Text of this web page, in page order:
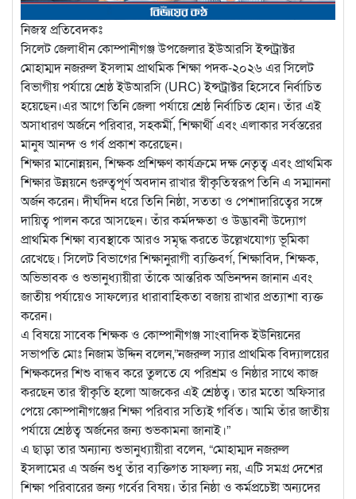
নিজস্ব প্রতিবেদকঃ
সিলেট জেলাধীন কোম্পানীগঞ্জ উপজেলার ইউআরসি ইন্সট্রাক্টর
মোহাম্মদ নজরুল ইসলাম প্রাথমিক শিক্ষা পদক-২০২৬ এর সিলেট
বিভাগীয় পর্যায়ে শ্রেষ্ঠ ইউআরসি (URC) ইন্সট্রাক্টর হিসেবে নির্বাচিত
হয়েছেন।এর আগে তিনি জেলা পর্যায়ে শ্রেষ্ঠ নির্বাচিত হোন। তাঁর এই
অসাধারণ অর্জনে পরিবার, সহকর্মী, শিক্ষার্থী এবং এলাকার সর্বস্তরের
মানুষ আনন্দ ও গর্ব প্রকাশ করেছেন।
শিক্ষার মানোন্নয়ন, শিক্ষক প্রশিক্ষণ কার্যক্রমে দক্ষ নেতৃত্ব এবং প্রাথমিক
শিক্ষার উন্নয়নে গুরুত্বপূর্ণ অবদান রাখার স্বীকৃতিস্বরূপ তিনি এ সম্মাননা
অর্জন করেন। দীর্ঘদিন ধরে তিনি নিষ্ঠা, সততা ও পেশাদারিত্বের সঙ্গে
দায়িত্ব পালন করে আসছেন। তাঁর কর্মদক্ষতা ও উদ্ভাবনী উদ্যোগ
প্রাথমিক শিক্ষা ব্যবস্থাকে আরও সমৃদ্ধ করতে উল্লেখযোগ্য ভূমিকা
রেখেছে। সিলেট বিভাগের শিক্ষানুরাগী ব‍্যক্তিবর্গ, শিক্ষাবিদ, শিক্ষক,
অভিভাবক ও শুভানুধ্যায়ীরা তাঁকে আন্তরিক অভিনন্দন জানান এবং
জাতীয় পর্যায়েও সাফল্যের ধারাবাহিকতা বজায় রাখার প্রত্যাশা ব্যক্ত
করেন।
এ বিষয়ে সাবেক শিক্ষক ও কোম্পানীগঞ্জ সাংবাদিক ইউনিয়নের
সভাপতি মোঃ নিজাম উদ্দিন বলেন,”নজরুল স্যার প্রাথমিক বিদ্যালয়ের
শিক্ষকদের শিশু বান্ধব করে তুলতে যে পরিশ্রম ও নিষ্ঠার সাথে কাজ
করছেন তার স্বীকৃতি হলো আজকের এই শ্রেষ্ঠত্ব। তার মতো অফিসার
পেয়ে কোম্পানীগঞ্জের শিক্ষা পরিবার সত্যিই গর্বিত। আমি তাঁর জাতীয়
পর্যায়ে শ্রেষ্ঠত্ব অর্জনের জন্য শুভকামনা জানাই।”
এ ছাড়া তার অন্যান্য শুভানুধ্যায়ীরা বলেন, “মোহাম্মদ নজরুল
ইসলামের এ অর্জন শুধু তাঁর ব্যক্তিগত সাফল্য নয়, এটি সমগ্র দেশের
শিক্ষা পরিবারের জন্য গর্বের বিষয়। তাঁর নিষ্ঠা ও কর্মপ্রচেষ্টা অন্যদের